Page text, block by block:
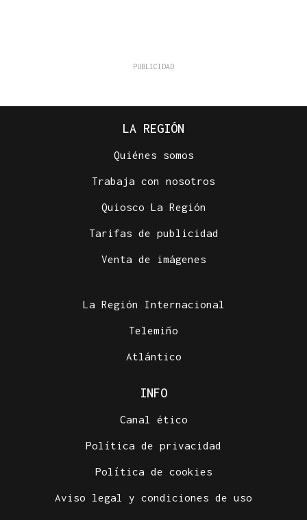
LA REGIÓN
Quiénes somos
Trabaja con nosotros
Quiosco La Región
Tarifas de publicidad
Venta de imágenes
La Región Internacional
Telemiño
Atlántico
INFO
Canal ético
Política de privacidad
Política de cookies
Aviso legal y condiciones de uso